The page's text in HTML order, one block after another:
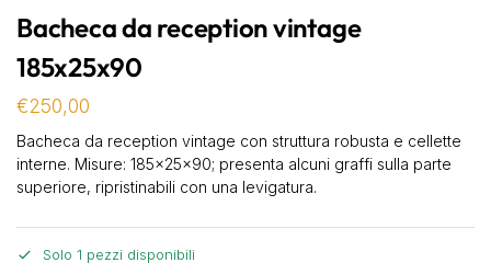
Bacheca da reception vintage
185x25x90
€250,00
Bacheca da reception vintage con struttura robusta e cellette
interne. Misure: 185x25x90; presenta alcuni graffi sulla parte
superiore, ripristinabili con una levigatura.
Solo 1 pezzi disponibili